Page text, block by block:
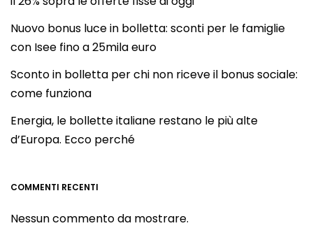
Nuovo bonus luce in bolletta: sconti per le famiglie
con Isee fino a 25mila euro
Sconto in bolletta per chi non riceve il bonus sociale:
come funziona
Energia, le bollette italiane restano le più alte
d’Europa. Ecco perché
COMMENTI RECENTI
Nessun commento da mostrare.